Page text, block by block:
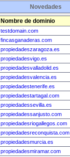
Novedades
Nombre de dominio
testdomain.com
fincasganaderas.com
propiedadeszaragoza.es
propiedadesvigo.es
propiedadesvalladolid.es
propiedadesvalencia.es
propiedadestenerife.es
propiedadestartagal.com
propiedadessevilla.es
propiedadessanjusto.com
propiedadesriogallegos.com
propiedadesreconquista.com
propiedadesmurcia.es
propiedadesmiramar.com